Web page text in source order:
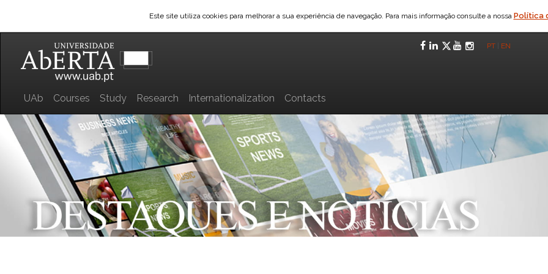
Este site utiliza cookies para melhorar a sua experiência de navegação. Para mais informação consulte a nossa Política
Facebook
LinkedIn
Twitter
YouTube
PT EN
UAb Courses Study Research Internationalization Contacts